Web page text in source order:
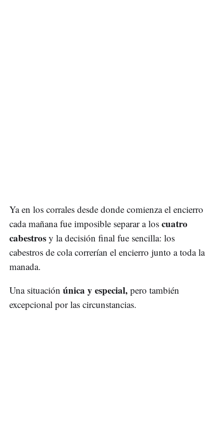
Ya en los corrales desde donde comienza el encierro
cada mañana fue imposible separar a los cuatro
cabestros y la decisión final fue sencilla: los
cabestros de cola correrían el encierro junto a toda la
manada.
Una situación única y especial, pero también
excepcional por las circunstancias.